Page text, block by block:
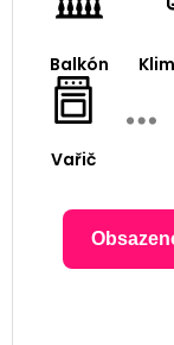
Balkón
Vařič